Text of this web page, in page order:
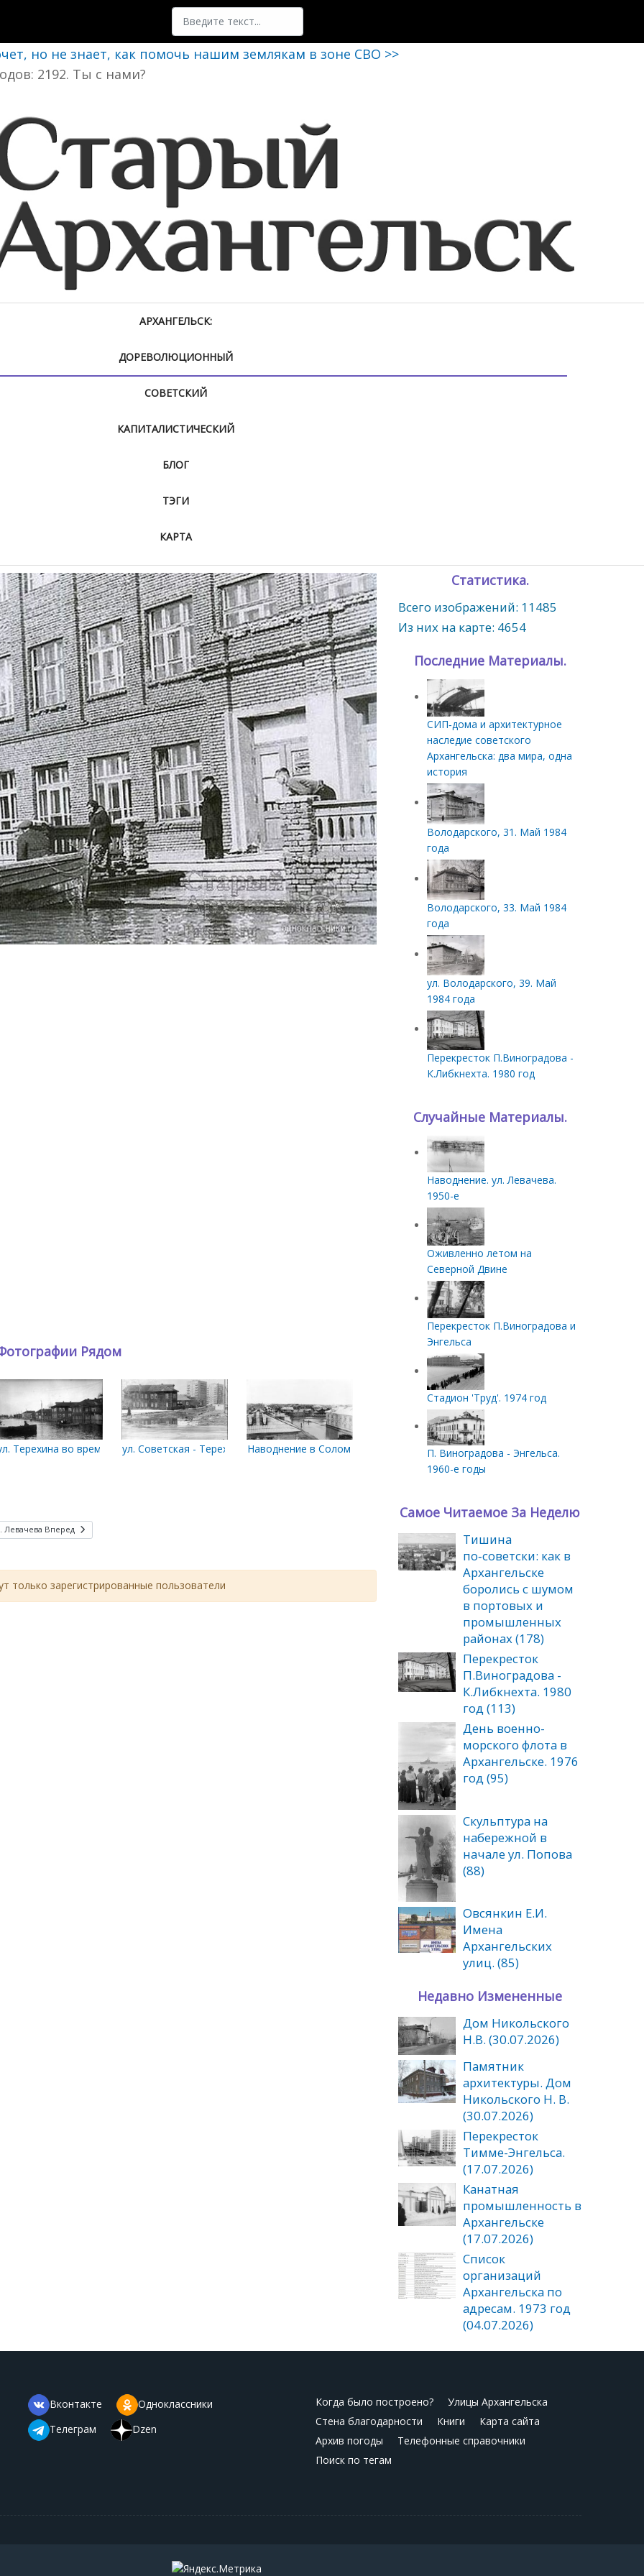
Поиск
но не знает, как помочь нашим землякам в зоне СВО >>
2192. Ты с нами?
АРХАНГЕЛЬСК:
ДОРЕВОЛЮЦИОННЫЙ
СОВЕТСКИЙ
КАПИТАЛИСТИЧЕСКИЙ
БЛОГ
ТЭГИ
КАРТА
Рядом
х годов.
Терехина во время весеннего половодья. 1924 год
ул. Советская - Терехина Наводнение в Соломбале. Вид с крыши дома по ул. Красных Партизан, 30 в
Левачева Вперед
только зарегистрированные пользователи
Статистика.
Всего изображений: 11485
Из них на карте: 4654
Последние Материалы.
СИП‑дома и архитектурное
наследие советского
Архангельска: два мира, одна
история
Володарского, 31. Май 1984
года
Володарского, 33. Май 1984
года
ул. Володарского, 39. Май
1984 года
Перекресток П.Виноградова -
К.Либкнехта. 1980 год
Случайные Материалы.
Наводнение. ул. Левачева.
1950-е
Оживленно летом на
Северной Двине
Перекресток П.Виноградова и
Энгельса
Стадион 'Труд'. 1974 год
П. Виноградова - Энгельса.
1960-е годы
Самое Читаемое За Неделю
Тишина
по‑советски: как в
Архангельске
боролись с шумом
в портовых и
промышленных
районах (178)
Перекресток
П.Виноградова -
К.Либкнехта. 1980
год (113)
День военно-
морского флота в
Архангельске. 1976
год (95)
Скульптура на
набережной в
начале ул. Попова
(88)
Овсянкин Е.И.
Имена
Архангельских
улиц. (85)
Недавно Измененные
Дом Никольского
Н.В. (30.07.2026)
Памятник
архитектуры. Дом
Никольского Н. В.
(30.07.2026)
Перекресток
Тимме-Энгельса.
(17.07.2026)
Канатная
промышленность в
Архангельске
(17.07.2026)
Список
организаций
Архангельска по
адресам. 1973 год
(04.07.2026)
Вконтакте
Одноклассники
Телеграм
Dzen
Когда было построено?
Улицы Архангельска
Стена благодарности
Книги
Карта сайта
Архив погоды
Телефонные справочники
Поиск по тегам